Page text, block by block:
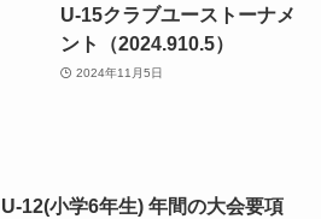
U-15クラブユーストーナメ
ント（2024.910.5）
2024年11月5日
U-12(小学6年生) 年間の大会要項